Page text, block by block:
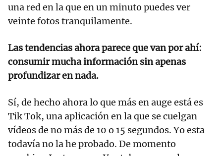
una red en la que en un minuto puedes ver
veinte fotos tranquilamente.
Las tendencias ahora parece que van por ahí:
consumir mucha información sin apenas
profundizar en nada.
Sí, de hecho ahora lo que más en auge está es
Tik Tok, una aplicación en la que se cuelgan
vídeos de no más de 10 o 15 segundos. Yo esta
todavía no la he probado. De momento